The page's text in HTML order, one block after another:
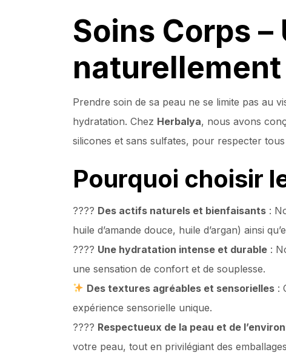
Soins Corps
naturellement
Prendre soin de sa peau ne se limite pas au
hydratation. Chez Herbalya, nous avons
silicones et sans sulfates, pour respecter
Pourquoi choisir
???? Des actifs naturels et bienfaisants :
huile d’amande douce, huile d’argan) ainsi
???? Une hydratation intense et durable :
une sensation de confort et de souplesse.
Des textures agréables et sensorielles :
expérience sensorielle unique.
???? Respectueux de la peau et de
votre peau, tout en privilégiant des